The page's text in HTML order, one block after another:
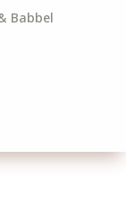
Babbel